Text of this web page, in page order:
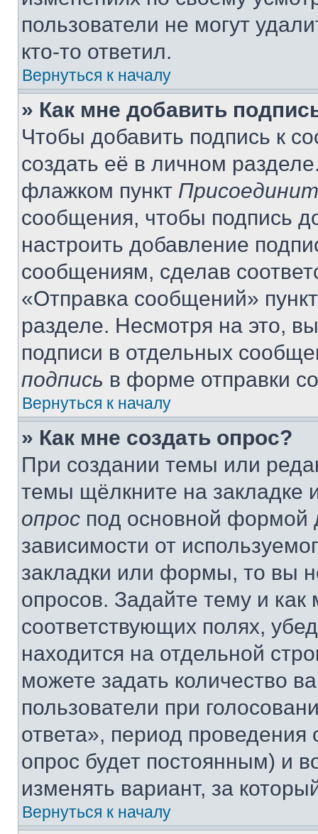
пользователи не могут
кто-то ответил.
Вернуться к началу
» Как мне добавить
Чтобы добавить подпись к
создать её в личном
флажком пункт
сообщения, чтобы подпись
настроить добавление
сообщениям, сделав
«Отправка сообщений»
разделе. Несмотря на это,
подписи в отдельных
подпись в форме отправки
Вернуться к началу
» Как мне создать опрос?
При создании темы или
темы щёлкните на
опрос под основной формой
зависимости от
закладки или формы, то вы
опросов. Задайте тему и
соответствующих полях,
находится на отдельной
можете задать количество
пользователи при
ответа», период проведения
опрос будет постоянным) и
изменять вариант, за
Вернуться к началу